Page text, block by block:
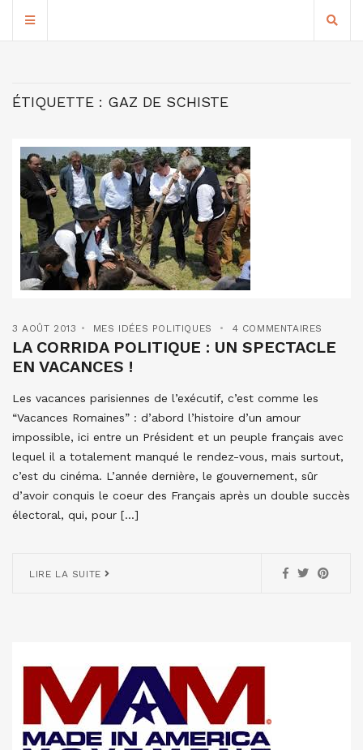
ÉTIQUETTE : GAZ DE SCHISTE
3 AOÛT 2013 MES IDÉES POLITIQUES 4 COMMENTAIRES
LA CORRIDA POLITIQUE : UN SPECTACLE
EN VACANCES !
Les vacances parisiennes de l’exécutif, c’est comme les
“Vacances Romaines” : d’abord l’histoire d’un amour
impossible, ici entre un Président et un peuple français avec
lequel il a totalement manqué le rendez-vous, mais surtout,
c’est du cinéma. L’année dernière, le gouvernement, sûr
d’avoir conquis le coeur des Français après un double succès
électoral, qui, pour […]
LIRE LA SUITE